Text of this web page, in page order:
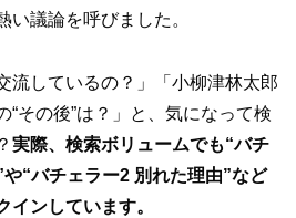
い議論を呼びました。
流しているの？」「小柳津林太郎
“その後”は？」と、気になって検
実際、検索ボリュームでも“バチ
“バチェラー2 別れた理由”など
インしています。